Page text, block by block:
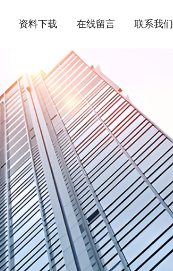
资料下载 在线留言 联系我们